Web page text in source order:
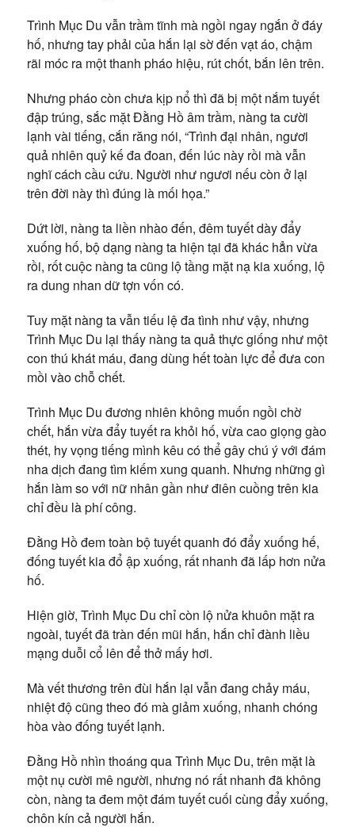
Trình Mục Du vẫn trầm tĩnh mà ngồi ngay ngắn ở đáy
hố, nhưng tay phải của hắn lại sờ đến vạt áo, chậm
rãi móc ra một thanh pháo hiệu, rút chốt, bắn lên trên.
Nhưng pháo còn chưa kịp nổ thì đã bị một nắm tuyết
đập trúng, sắc mặt Đằng Hồ âm trầm, nàng ta cười
lạnh vài tiếng, cắn răng nói, “Trình đại nhân, ngươi
quả nhiên quỷ kế đa đoan, đến lúc này rồi mà vẫn
nghĩ cách cầu cứu. Người như ngươi nếu còn ở lại
trên đời này thì đúng là mối họa.”
Dứt lời, nàng ta liền nhào đến, đêm tuyết dày đẩy
xuống hố, bộ dạng nàng ta hiện tại đã khác hẳn vừa
rồi, rốt cuộc nàng ta cũng lộ tầng mặt nạ kia xuống, lộ
ra dung nhan dữ tợn vốn có.
Tuy mặt nàng ta vẫn tiếu lệ đa tình như vậy, nhưng
Trình Mục Du lại thấy nàng ta quả thực giống như một
con thú khát máu, đang dùng hết toàn lực để đưa con
mồi vào chỗ chết.
Trình Mục Du đương nhiên không muốn ngồi chờ
chết, hắn vừa đẩy tuyết ra khỏi hố, vừa cao giọng gào
thét, hy vọng tiếng mình kêu có thể gây chú ý với đám
nha dịch đang tìm kiếm xung quanh. Nhưng những gì
hắn làm so với nữ nhân gần như điên cuồng trên kia
chỉ đều là phí công.
Đằng Hồ đem toàn bộ tuyết quanh đó đẩy xuống hế,
đống tuyết kia đổ ập xuống, rất nhanh đã lấp hơn nửa
hố.
Hiện giờ, Trình Mục Du chỉ còn lộ nửa khuôn mặt ra
ngoài, tuyết đã tràn đến mũi hắn, hắn chỉ đành liều
mạng duỗi cổ lên để thở mấy hơi.
Mà vết thương trên đùi hắn lại vẫn đang chảy máu,
nhiệt độ cũng theo đó mà giảm xuống, nhanh chóng
hòa vào đống tuyết lạnh.
Đằng Hồ nhìn thoáng qua Trình Mục Du, trên mặt là
một nụ cười mê người, nhưng nó rất nhanh đã không
còn, nàng ta đem một đám tuyết cuối cùng đẩy xuống,
chôn kín cả người hắn.